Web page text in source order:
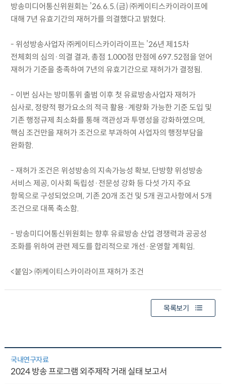
방송미디어통신위원회는 ’26.6.5.(금) ㈜케이티스카이라이프에
대해 7년 유효기간의 재허가를 의결했다고 밝혔다.
- 위성방송사업자 ㈜케이티스카이라이프는 ’26년 제15차
전체회의 심의·의결 결과, 총점 1,000점 만점에 697.52점을 얻어
재허가 기준을 충족하여 7년의 유효기간으로 재허가가 결정됨.
- 이번 심사는 방미통위 출범 이후 첫 유료방송사업자 재허가
심사로, 정량적 평가요소의 적극 활용·계량화 가능한 기준 도입 및
기존 행정규제 최소화를 통해 객관성과 투명성을 강화하였으며,
핵심 조건만을 재허가 조건으로 부과하여 사업자의 행정부담을
완화함.
- 재허가 조건은 위성방송의 지속가능성 확보, 단방향 위성방송
서비스 제공, 이사회 독립성·전문성 강화 등 다섯 가지 주요
항목으로 구성되었으며, 기존 20개 조건 및 5개 권고사항에서 5개
조건으로 대폭 축소함.
- 방송미디어통신위원회는 향후 유료방송 산업 경쟁력과 공공성
조화를 위하여 관련 제도를 합리적으로 개선·운영할 계획임.
<붙임> ㈜케이티스카이라이프 재허가 조건
목록보기
국내연구자료
2024 방송 프로그램 외주제작 거래 실태 보고서